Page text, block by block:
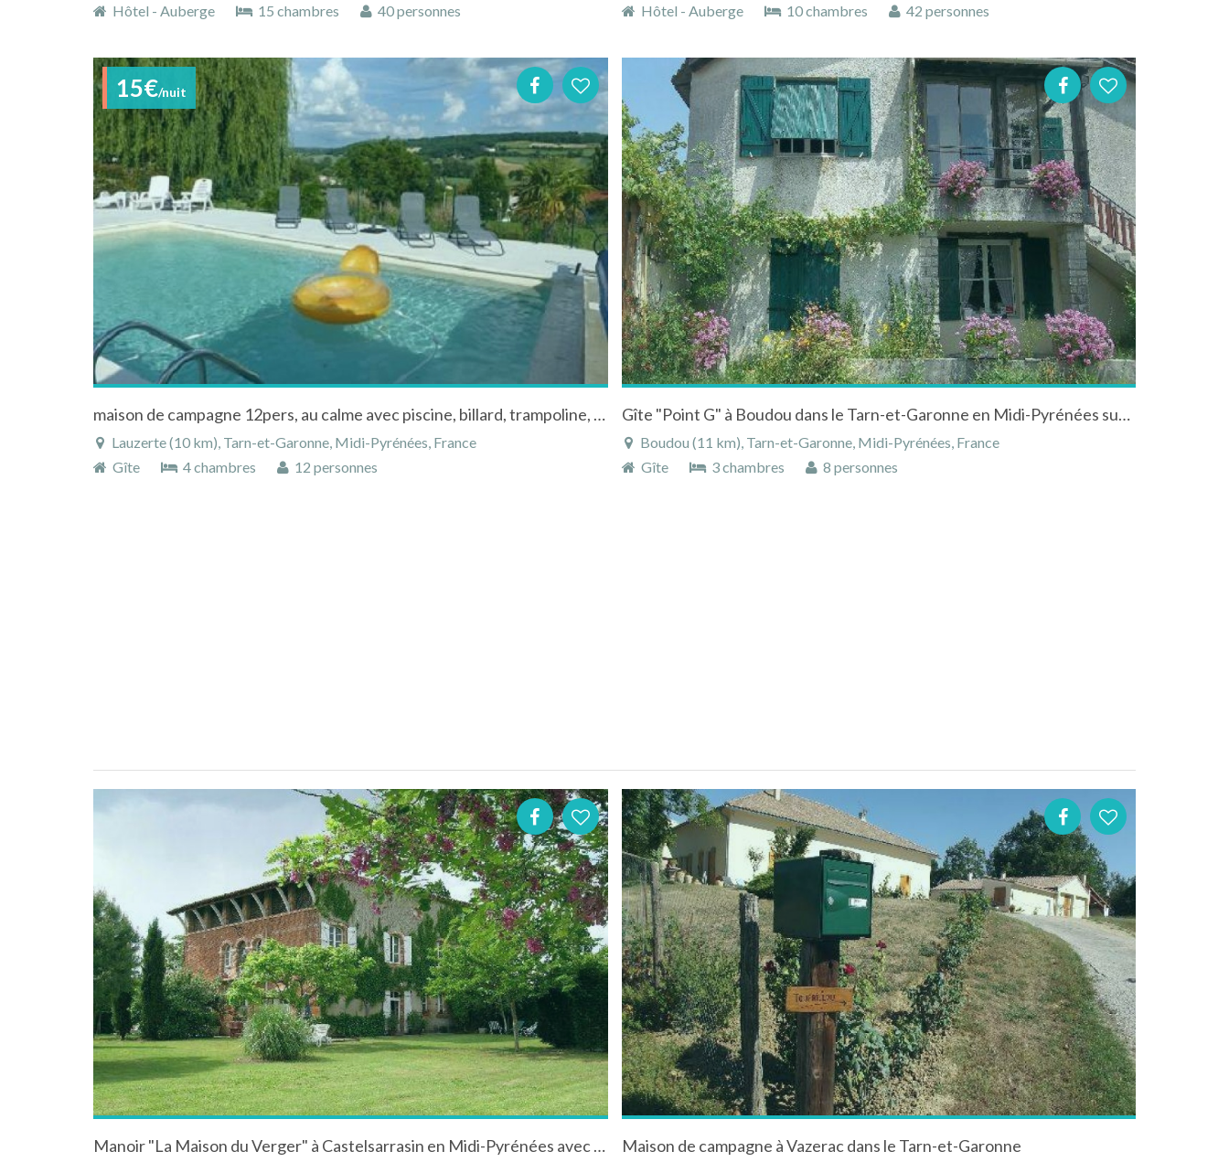
Hôtel - Auberge
15 chambres 40 personnes
Hôtel - Auberge
10 chambres 42 personnes
15€/nuit
maison de campagne 12pers, au calme avec piscine, billard, trampoline, baby foot
Lauzerte (10 km), Tarn-et-Garonne, Midi-Pyrénées, France
Gîte
4 chambres 12 personnes
Gîte "Point G" à Boudou dans le Tarn-et-Garonne en Midi-Pyrénées sur les coteaux de Moissac
Boudou (11 km), Tarn-et-Garonne, Midi-Pyrénées, France
Gîte
3 chambres 8 personnes
Manoir "La Maison du Verger" à Castelsarrasin en Midi-Pyrénées avec piscine et jacuzzi Maison de campagne à Vazerac dans le Tarn-et-Garonne